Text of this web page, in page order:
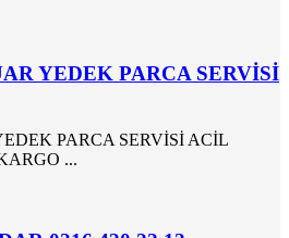
YEDEK PARCA SERVİSİ
PARCA SERVİSİ ACİL
...